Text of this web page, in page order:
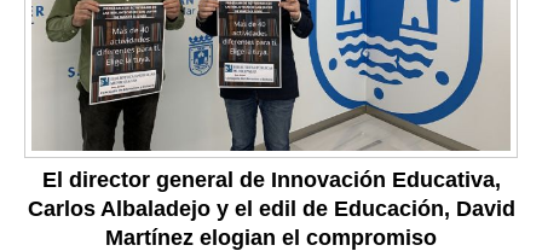
El director general de Innovación Educativa,
Carlos Albaladejo y el edil de Educación, David
Martínez elogian el compromiso